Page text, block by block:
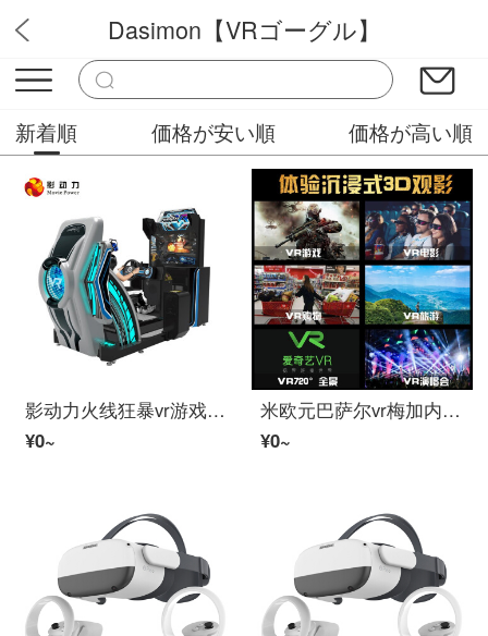
VRメガネ
Dasimon【VRゴーグル】
新着順 価格が安い順 価格が高い順
影动力火线狂暴vr游戏机大型体感觉vr装置多人オンラインvr赛车マシーン装置
¥0~
米欧元巴萨尔vr梅加内赛车2021年升级款3 d体性感觉游戏ar巴查尔现实大画面智能手机ひかり的VR梅加内-十层娜诺影视版送VR-持続更新()
¥0~